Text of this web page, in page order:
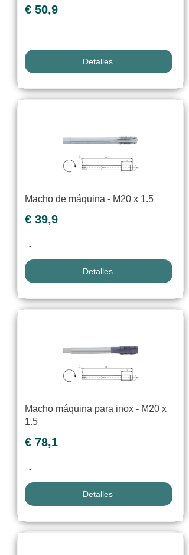
€ 50,9
-
Detalles
Macho de máquina - M20 x 1.5
€ 39,9
-
Detalles
Macho máquina para inox - M20 x
1.5
€ 78,1
-
Detalles